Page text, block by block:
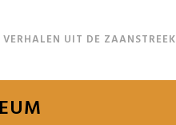
UIT DE ZAANSTREEK